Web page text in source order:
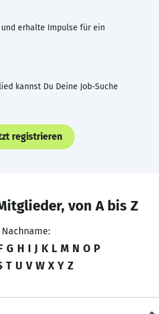
erhalte Impulse für ein
kannst Du Deine Job-Suche
registrieren
von A bis Z
Nachname:
G H I J K L M N O P
T U V W X Y Z